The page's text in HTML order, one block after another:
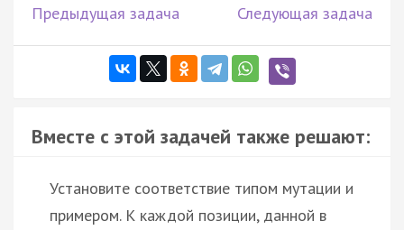
Предыдущая задача Следующая задача
Вместе с этой задачей также решают:
Установите соответствие типом мутации и
примером. К каждой позиции, данной в